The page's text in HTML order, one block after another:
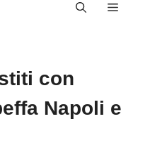
Menu
con
Napoli e